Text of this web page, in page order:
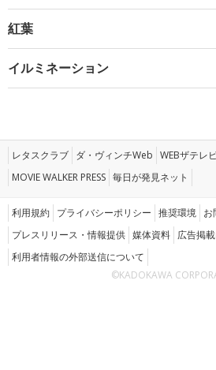
紅葉
イルミネーション
レタスクラブ ダ・ヴィンチWeb WEBザテレ
MOVIE WALKER PRESS 毎日が発見ネット
利用規約 プライバシーポリシー 推奨環境 お
プレスリリース・情報提供 媒体資料 広告掲
利用者情報の外部送信について
©KADOKAWA